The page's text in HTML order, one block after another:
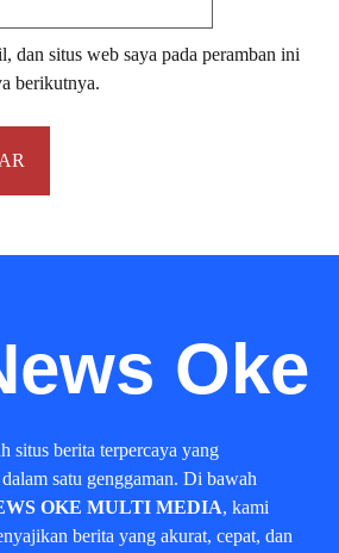
dan situs web saya pada peramban ini
berikutnya.
Oke
situs berita terpercaya yang
satu genggaman. Di bawah
OKE MULTI MEDIA, kami
berita yang akurat, cepat, dan